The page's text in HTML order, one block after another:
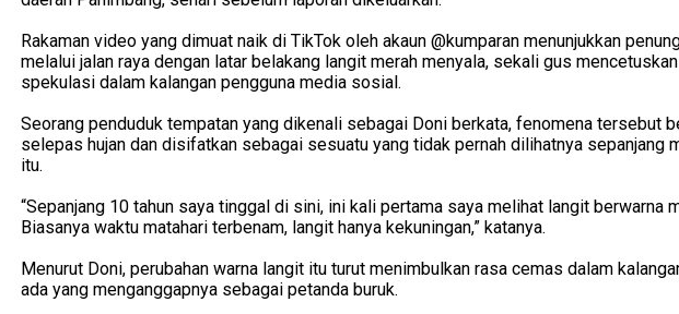
Rakaman video yang dimuat naik di TikTok oleh akaun @kumparan menunjukkan
melalui jalan raya dengan latar belakang langit merah menyala, sekali gus
spekulasi dalam kalangan pengguna media sosial.
Seorang penduduk tempatan yang dikenali sebagai Doni berkata, fenomena tersebut
selepas hujan dan disifatkan sebagai sesuatu yang tidak pernah dilihatnya sepanjang
itu.
“Sepanjang 10 tahun saya tinggal di sini, ini kali pertama saya melihat langit berwarna
Biasanya waktu matahari terbenam, langit hanya kekuningan,” katanya.
Menurut Doni, perubahan warna langit itu turut menimbulkan rasa cemas dalam
ada yang menganggapnya sebagai petanda buruk.